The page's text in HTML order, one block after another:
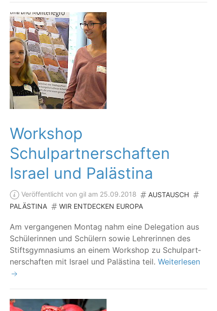
Workshop
Schulpartnerschaften
Israel und Palästina
Veröffentlicht von gil am 25.09.2018
AUSTAUSCH
PALÄSTINA
WIR ENTDECKEN EUROPA
Am ver­gan­ge­nen Mon­tag nahm eine Dele­ga­ti­on aus
Schü­le­rin­nen und Schü­lern sowie Leh­re­rin­nen des
Stifts­gym­na­si­ums an einem Work­shop zu Schul­part­
ner­schaf­ten mit Isra­el und Paläs­ti­na teil. Weiterlesen